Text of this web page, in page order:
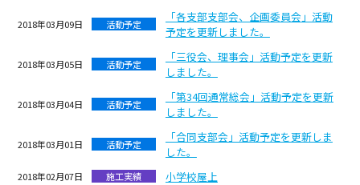
2018年03月09日 活動予定
「各支部支部会、企画委員会」活動
予定を更新しました。
2018年03月05日 活動予定
「三役会、理事会」活動予定を更新
しました。
2018年03月04日 活動予定
「第34回通常総会」活動予定を更新
しました。
2018年03月01日 活動予定
「合同支部会」活動予定を更新しま
した。
2018年02月07日 施工実績 小学校屋上